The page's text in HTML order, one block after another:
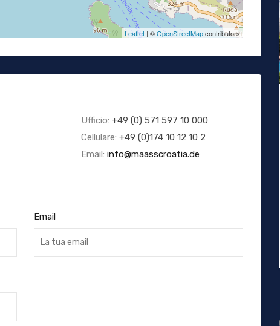
Leaflet| ©OpenStreetMapcontributors
Ufficio: +49 (0) 571 597 10 000
Cellulare: +49 (0)174 10 12 10 2
Email: info@maasscroatia.de
Email